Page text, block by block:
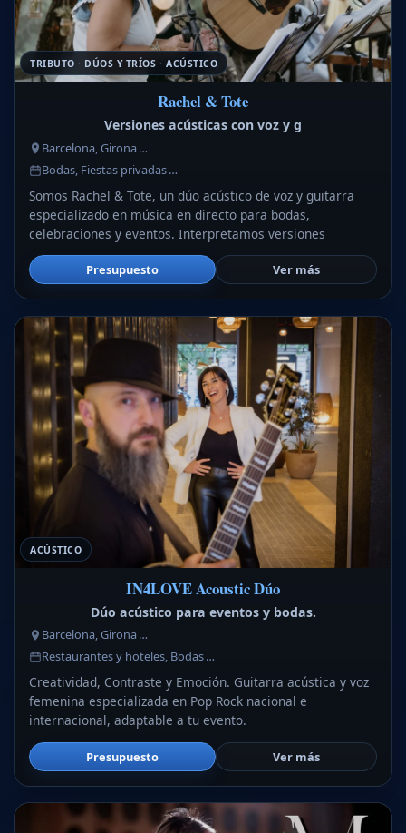
TRIBUTO · DÚOS Y TRÍOS · ACÚSTICO
Rachel & Tote
Versiones acústicas con voz y g
Barcelona, Girona …
Bodas, Fiestas privadas …
Somos Rachel & Tote, un dúo acústico de voz y guitarra
especializado en música en directo para bodas,
celebraciones y eventos. Interpretamos versiones
Presupuesto Ver más
ACÚSTICO
IN4LOVE Acoustic Dúo
Dúo acústico para eventos y bodas.
Barcelona, Girona …
Restaurantes y hoteles, Bodas …
Creatividad, Contraste y Emoción. Guitarra acústica y voz
femenina especializada en Pop Rock nacional e
internacional, adaptable a tu evento.
Presupuesto Ver más